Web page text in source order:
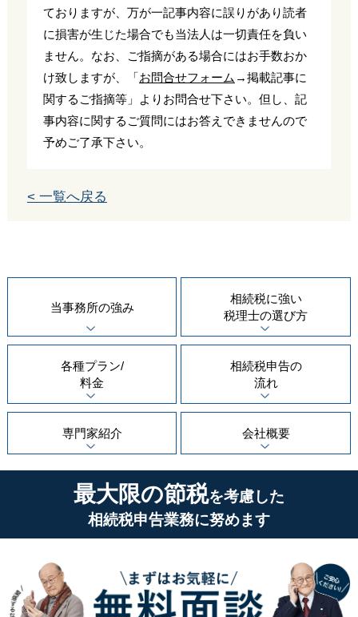
ておりますが、万が一記事内容に誤りがあり読者
に損害が生じた場合でも当法人は一切責任を負い
ません。なお、ご指摘がある場合にはお手数おか
け致しますが、「 お問合せフォーム →掲載記事に
関するご指摘等」よりお問合せ下さい。但し、記
事内容に関するご質問にはお答えできませんので
予めご了承下さい。
< 一覧へ戻る
当事務所の強み
相続税に強い
税理士の選び方
各種プラン/
料金
相続税申告の
流れ
専門家紹介 会社概要
最大限の節税を考慮した
相続税申告業務に努めます